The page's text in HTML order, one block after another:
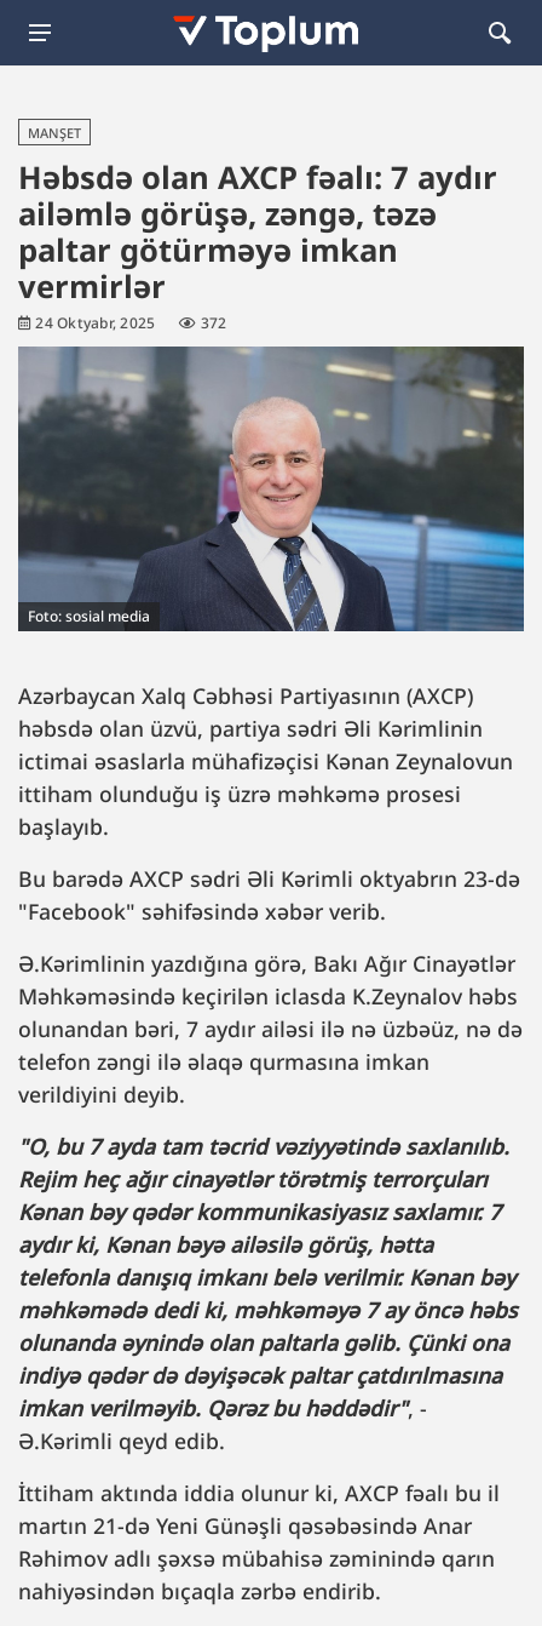
MANŞET
Həbsdə olan AXCP fəalı: 7 aydır
ailəmlə görüşə, zəngə, təzə
paltar götürməyə imkan
vermirlər
24 Oktyabr, 2025 372
Foto: sosial media
Azərbaycan Xalq Cəbhəsi Partiyasının (AXCP)
həbsdə olan üzvü, partiya sədri Əli Kərimlinin
ictimai əsaslarla mühafizəçisi Kənan Zeynalovun
ittiham olunduğu iş üzrə məhkəmə prosesi
başlayıb.
Bu barədə AXCP sədri Əli Kərimli oktyabrın 23-də
"Facebook" səhifəsində xəbər verib.
Ə.Kərimlinin yazdığına görə, Bakı Ağır Cinayətlər
Məhkəməsində keçirilən iclasda K.Zeynalov həbs
olunandan bəri, 7 aydır ailəsi ilə nə üzbəüz, nə də
telefon zəngi ilə əlaqə qurmasına imkan
verildiyini deyib.
"O, bu 7 ayda tam təcrid vəziyyətində saxlanılıb.
Rejim heç ağır cinayətlər törətmiş terrorçuları
Kənan bəy qədər kommunikasiyasız saxlamır. 7
aydır ki, Kənan bəyə ailəsilə görüş, hətta
telefonla danışıq imkanı belə verilmir. Kənan bəy
məhkəmədə dedi ki, məhkəməyə 7 ay öncə həbs
olunanda əynində olan paltarla gəlib. Çünki ona
indiyə qədər də dəyişəcək paltar çatdırılmasına
imkan verilməyib. Qərəz bu həddədir", -
Ə.Kərimli qeyd edib.
İttiham aktında iddia olunur ki, AXCP fəalı bu il
martın 21-də Yeni Günəşli qəsəbəsində Anar
Rəhimov adlı şəxsə mübahisə zəminində qarın
nahiyəsindən bıçaqla zərbə endirib.